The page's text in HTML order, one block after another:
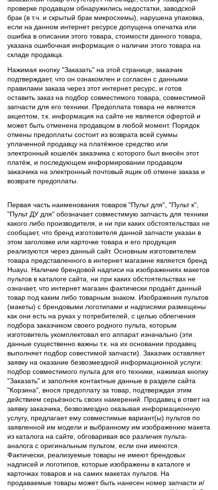
проверке продавцом обнаружились недостатки, заводской
брак (в т.ч. и скрытый брак микросхемы), нарушена упаковка,
если на данном интернет ресурсе допущена опечатка или
ошибка в описании этого товара, стоимости данного товара,
указана ошибочная информация о наличии этого товара на
складе продавца.
Нажимая кнопку "Заказать" на этой странице, заказчик
подтверждает, что он ознакомлен и согласен с данными
правилами заказа через этот интернет ресурс, и готов
оставить заказ на подбор совместимого товара, совместимой
запчасти для его техники. Предоплата товара не является
акцептом, т.к. информация на сайте не является офертой и
может быть отменена продавцом в любой момент. Порядок
отмены предоплаты состоит из возврата всей суммы
уплаченной продавцу на платёжное средство или
электронный кошелёк заказчика с которого был внесён этот
платёж, и последующем информировании продавцом
заказчика на электронный почтовый ящик об отмене заказа и
возврате предоплаты.
Первая часть наименования товаров "Пульт для", "Пульт к",
"Пульт ДУ для" обозначает совместимую запчасть для техники
какого либо производителя, и ни при каких обстоятельствах не
сообщает, что бренд изготовителя данной запчасти указан в
этом заголовке или карточке товара и его продукция
реализуются через данный сайт. Основным изготовителем
товара представленного в интернет магазине является бренд
Huayu. Наличие брендовой надписи на изображениях макетов
пультов в каталоге сайта, ни при каких обстоятельствах не
означает, что интернет магазин фактически продаёт данный
товар под каким либо товарным знаком. Изображения пультов
(макеты) с брендовыми логотипами и надписями размещены
как они есть на руках у потребителей, с целью облегчения
подбора заказчиком своего родного пульта, которым
изготовитель укомплектовал его аппарат изначально (эти
данные существенно важны т.к. на их основании продавец
выполняет подбор совестимой запчасти). Заказчик оставляет
заявку на оказание безвозмездной информационной услуги:
подбор совместимого пульта для его техники, нажимая кнопку
"Заказать" и заполняя контактные данные в разделе сайта
"Корзина", внося предоплату за товар, подтверждая этим
действием серьёзность своих намерений. Продавец в ответ на
заявку заказчика, безвозмездно оказывая информационную
услугу, предлагает ему совместимые вариант(ы) пультов по
заявленной им модели и выбранному им изображению макета
из каталога на сайте, обговаривая все различия пульта-
аналога с оригинальным пультом, если они имеются.
Фактически, реализуемые товары не имеют брендовых
надписей и логотипов, которые изображены в каталоге и
карточках товаров и на самих макетах пультов. На
продаваемые товары может быть нанесен номер запчасти и/